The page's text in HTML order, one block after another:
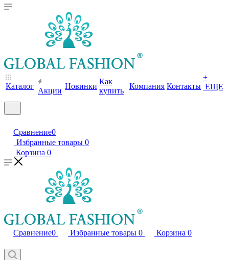
Каталог
Акции
Новинки
Как
купить
Компания Контакты
+
ЕЩЕ
Сравнение0
Избранные товары 0
Корзина 0
Сравнение0 Избранные товары 0 Корзина 0